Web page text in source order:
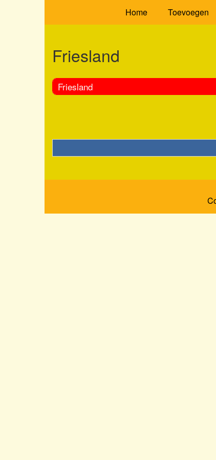
Home Toevoegen
Friesland
Friesland